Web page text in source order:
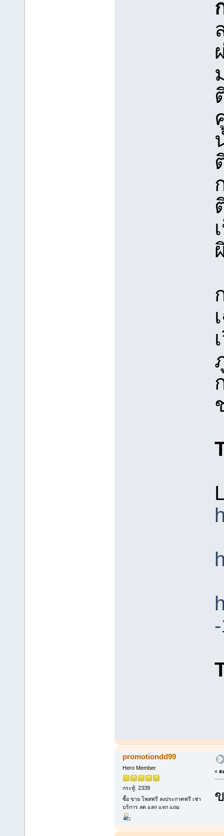
promotiondd99
Hero Member
กระทู้: 2339
ซื้อ ขาย โพสฟรี ลงประกาศฟรี เช่า
บริการ ลด แลก แจก แถม
« ต